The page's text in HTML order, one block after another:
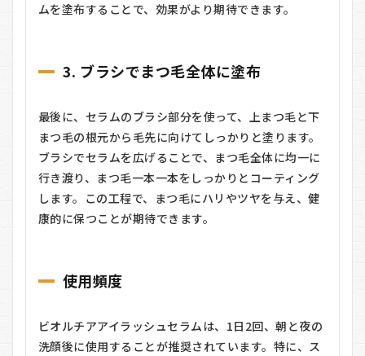
ムを塗布することで、効果がより期待できます。
3. ブラシでまつ毛全体に塗布
最後に、セラムのブラシ部分を使って、上まつ毛と下
まつ毛の根元から毛先に向けてしっかりと塗ります。
ブラシでセラムを広げることで、まつ毛全体に均一に
行き渡り、まつ毛一本一本をしっかりとコーティング
します。この工程で、まつ毛にハリやツヤを与え、健
康的に保つことが期待できます。
使用頻度
ビオルチアアイラッシュセラムは、1日2回、朝と夜の
洗顔後に使用することが推奨されています。特に、ス